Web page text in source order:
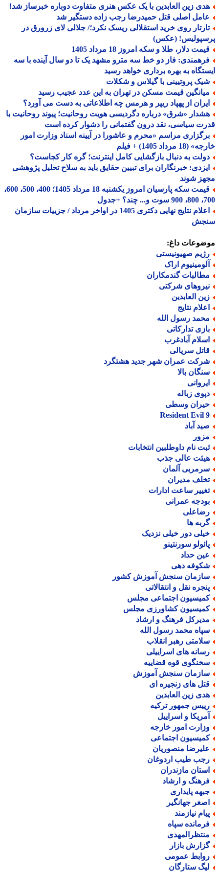
زین العابدین با یک عکس هنری متفاوت دوباره خبرساز شد!
اصلی قتل حمیدرضا رجب زاده دستگیر شد
روی خرید استقلالی ریسک نکرد؛/ جلالی لای زرورق در
(عکس)
دلار، طلا و سکه امروز 18 مرداد 1405
فاز دو خط سه مترو مشهد یک تا دو سال آینده با سه
به بهره برداری خواهد رسید
پروتیینی با گیلاس و شکلات
قیمت مسکن در تهران به این عدد عجیب رسید
از پهپاد ریپر و هرمس چه اطلاعاتی به دست می آورد؟
«شرق» درباره دگردیسی هویت روحانیت؛ پیوند روحانیت با
سیاسی، نقد درون گفتمانی را دشوار کرده است
مراسم «محرم و عاشورا در آیینه اسناد وزارت امور
مرداد 1405) + فیلم
به دنبال بازگشایی کامل اینترنت؛ گره کار کجاست؟
خبرنگاران برای تبیین حقایق باید به سلاح تحلیل پژوهشی
شوند
قیمت سکه پارسیان امروز یکشنبه 18 مرداد 1405؛ 400، 500، 600،
اعلام نتایج نهایی دکتری 1405 در اواخر مرداد / جزییات سازمان
داغ:
صهیونیستی
اراک
گندمکاران
شرکتی
العابدین
نتایج
رسول الله
تدارکاتی
آبادغرب
سریالی
عمران شهر جدید هشتگرد
بالا
زباله
وسطی
Resident Evil
آباد
نام داوطلبین انتخابات
عالی جذب
آلمان
مدیران
ساعت ادارات
عمرانی
ها
دور خیلی نزدیک
سورنتینو
حداد
دهی
سنجش آموزش کشور
نقل و انتقالاتی
اجتماعی مجلس
کشاورزی مجلس
فرهنگ و ارشاد
محمد رسول الله
رهبر انقلاب
های اسراییلی
قوه قضاییه
سنجش آموزش
های زنجیره ای
زین العابدین
جمهور ترکیه
و اسراییل
امور خارجه
اجتماعی
منصوریان
طیب اردوغان
مازندران
و ارشاد
پایداری
جهانگیر
نیازمند
سپاه
بازار
عمومی
ستارگان